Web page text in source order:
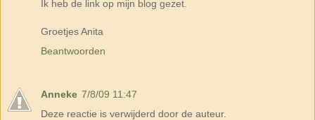
Ik heb de link op mijn blog gezet.
Groetjes Anita
Beantwoorden
Anneke 7/8/09 11:47
Deze reactie is verwijderd door de auteur.